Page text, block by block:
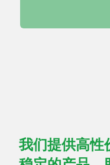
我们提供高性